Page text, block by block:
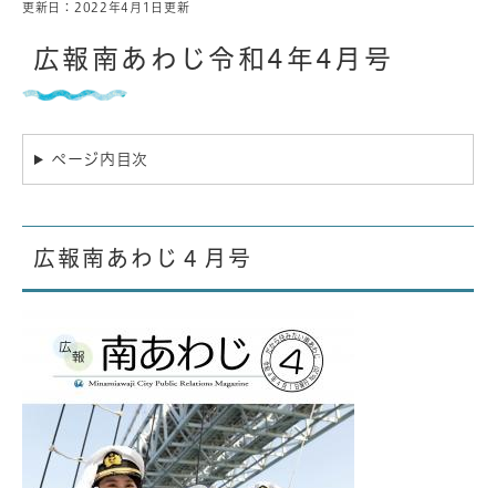
本
更新日：2022年4月1日更新
広報南あわじ令和4年4月号
ページ内目次
広報南あわじ４月号